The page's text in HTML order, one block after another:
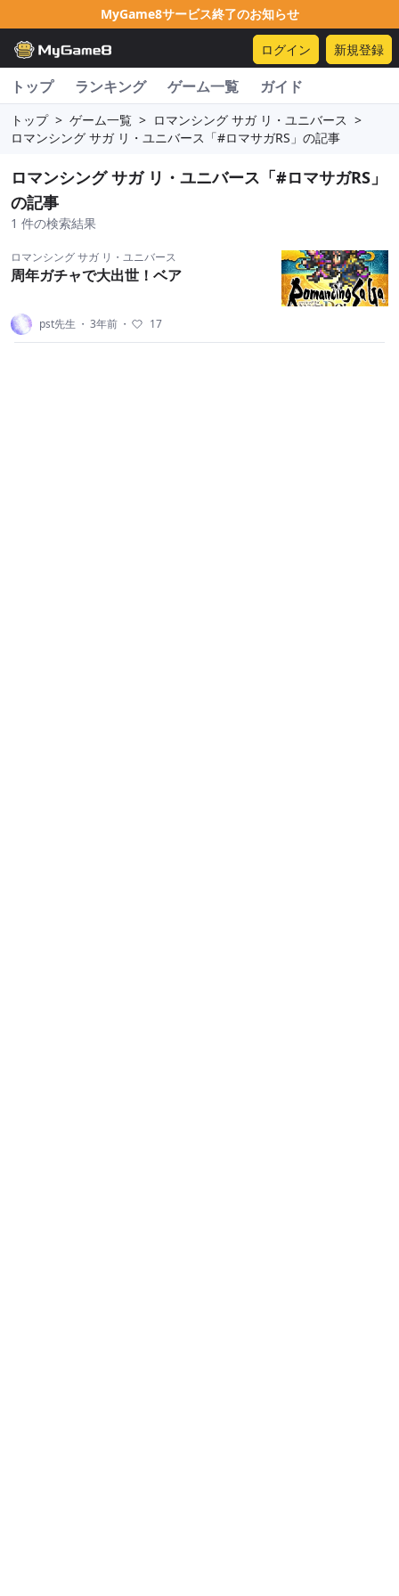
MyGame8サービス終了のお知らせ
ログイン 新規登録
トップ ランキング ゲーム一覧 ガイド
トップ > ゲーム一覧 > ロマンシング サガ リ・ユニバース >
ロマンシング サガ リ・ユニバース「#ロマサガRS」の記事
ロマンシング サガ リ・ユニバース「#ロマサガRS」
の記事
1 件の検索結果
ロマンシング サガ リ・ユニバース
周年ガチャで大出世！ベア
pst先生 ・ 3年前 ・ 17